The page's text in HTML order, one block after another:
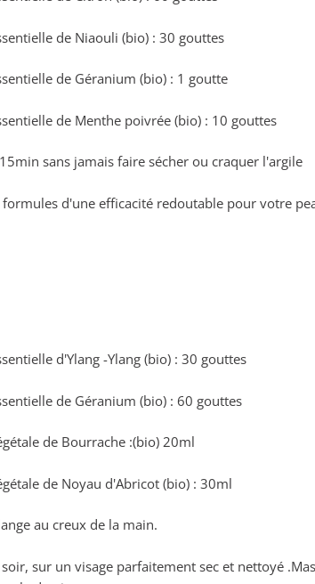
de Niaouli (bio) : 30 gouttes
de Géranium (bio) : 1 goutte
de Menthe poivrée (bio) : 10 gouttes
sans jamais faire sécher ou craquer l'argile
d'une efficacité redoutable pour votre
d'Ylang -Ylang (bio) : 30 gouttes
de Géranium (bio) : 60 gouttes
de Bourrache :(bio) 20ml
de Noyau d'Abricot (bio) : 30ml
au creux de la main.
sur un visage parfaitement sec et nettoyé